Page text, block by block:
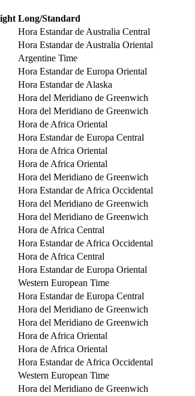
Long/Standard
Hora Estandar de Australia Central
Hora Estandar de Australia Oriental
Argentine Time
Hora Estandar de Europa Oriental
Hora Estandar de Alaska
Hora del Meridiano de Greenwich
Hora del Meridiano de Greenwich
Hora de Africa Oriental
Hora Estandar de Europa Central
Hora de Africa Oriental
Hora de Africa Oriental
Hora del Meridiano de Greenwich
Hora Estandar de Africa Occidental
Hora del Meridiano de Greenwich
Hora del Meridiano de Greenwich
Hora de Africa Central
Hora Estandar de Africa Occidental
Hora de Africa Central
Hora Estandar de Europa Oriental
Western European Time
Hora Estandar de Europa Central
Hora del Meridiano de Greenwich
Hora del Meridiano de Greenwich
Hora de Africa Oriental
Hora de Africa Oriental
Hora Estandar de Africa Occidental
Western European Time
Hora del Meridiano de Greenwich